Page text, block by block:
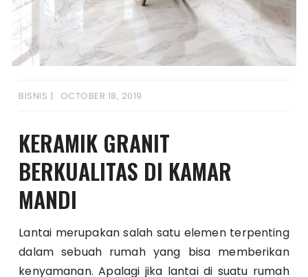
BISNIS OCTOBER 18, 2019
KERAMIK GRANIT
BERKUALITAS DI KAMAR
MANDI
Lantai merupakan salah satu elemen terpenting
dalam sebuah rumah yang bisa memberikan
kenyamanan. Apalagi jika lantai di suatu rumah